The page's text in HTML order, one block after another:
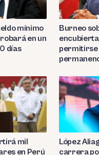
mínimo
en un
días
Burneo
mil
en Perú
López
carrera